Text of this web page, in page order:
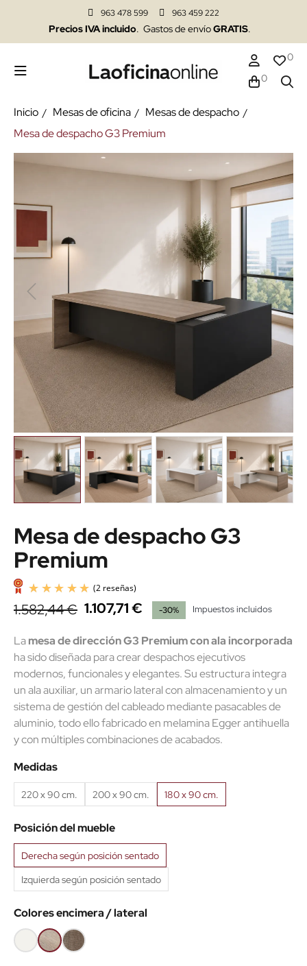
963 478 599 963 459 222
Precios IVA incluido. Gastos de envíoGRATIS.
0
0
Inicio Mesas de oficina
Mesas de despacho
Mesa de despacho G3 Premium
Mesa de despacho G3
Premium
(2 reseñas)
1.582,44 € 1.107,71 € -30% Impuestos incluidos
Lamesa de dirección G3 Premium con ala incorporada
ha sido diseñada para crear despachos ejecutivos
modernos, funcionales y elegantes. Su estructura integra
un ala auxiliar, un armario lateral con almacenamiento y un
sistema de gestión del cableado mediante pasacables de
aluminio, todo ello fabricado en melamina Egger antihuella
y con múltiples combinaciones de acabados.
Medidas
220 x 90 cm. 200 x 90 cm. 180 x 90 cm.
Posición del mueble
Derecha según posición sentado
Izquierda según posición sentado
Colores encimera / lateral
BlancoOlmo
claro
Nebraska